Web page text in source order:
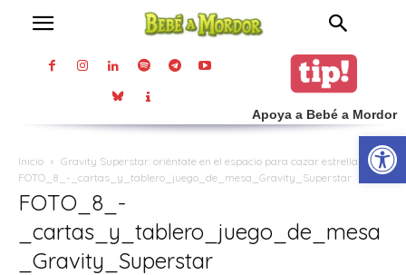
Apoya a Bebé a Mordor
Inicio
Gravity Superstar: oriéntate en el espacio para cazar estrellas
FOTO_8_-_cartas_y_tablero_juego_de_mesa_Gravity_Superstar
FOTO_8_-
_cartas_y_tablero_juego_de_mesa
_Gravity_Superstar